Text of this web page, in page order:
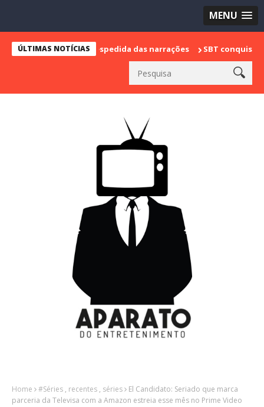
MENU
ÚLTIMAS NOTÍCIAS
marca sua despedida das narrações SBT conquista a vice
Home #Séries , recentes , séries
El Candidato: Seriado que marca
parceria da Televisa com a Amazon estreia esse mês no Prime Video